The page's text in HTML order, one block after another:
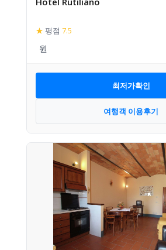
★ 평점 7.5
최저가확인
여행객 이용후기